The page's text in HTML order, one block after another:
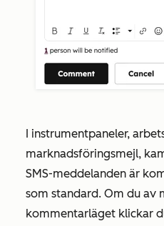
I instrumentpaneler,
marknadsföringsmejl,
SMS-meddelanden är
som standard. Om du av
kommentarläget klickar